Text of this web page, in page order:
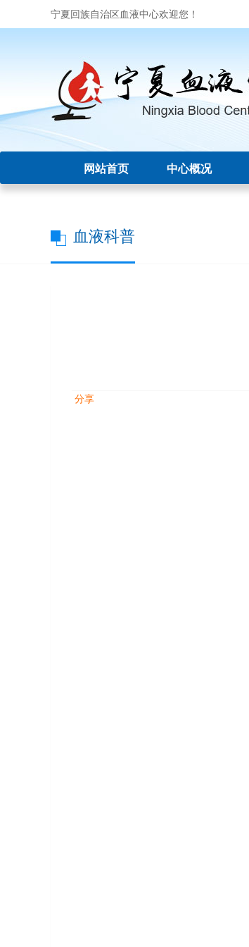
宁夏回族自治区血液中心欢迎您！
网站首页 中心概况
血液科普
分享